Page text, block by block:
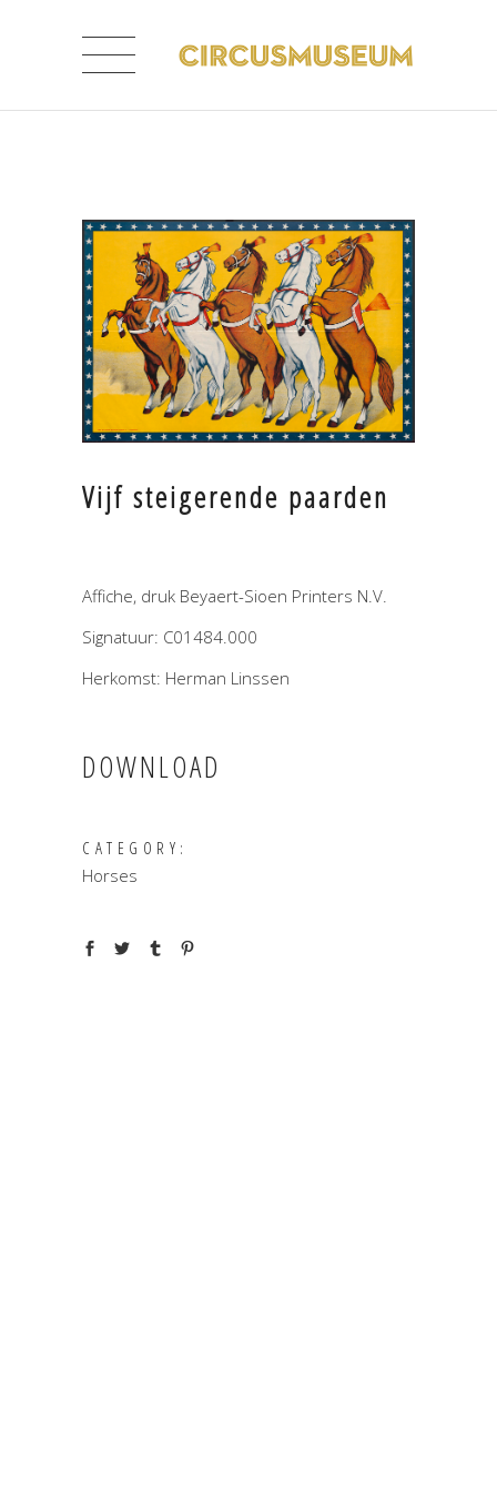
Vijf steigerende paarden
Affiche, druk Beyaert-Sioen Printers N.V.
Signatuur: C01484.000
Herkomst: Herman Linssen
DOWNLOAD
CATEGORY:
Horses